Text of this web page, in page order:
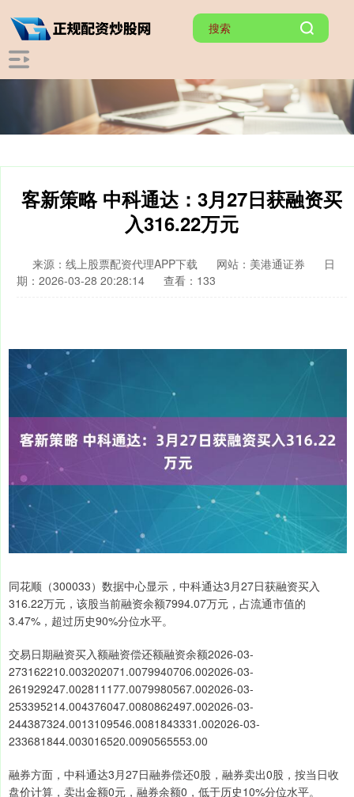
客新策略 中科通达：3月27日获融资买
入316.22万元
来源：线上股票配资代理APP下载 网站：美港通证券
日
期：2026-03-28 20:28:14
查看：133
同花顺（300033）数据中心显示，中科通达3月27日获融资买入
316.22万元，该股当前融资余额7994.07万元，占流通市值的
3.47%，超过历史90%分位水平。
交易日期融资买入额融资偿还额融资余额2026-03-
273162210.003202071.0079940706.002026-03-
261929247.002811177.0079980567.002026-03-
253395214.004376047.0080862497.002026-03-
244387324.0013109546.0081843331.002026-03-
233681844.003016520.0090565553.00
融券方面，中科通达3月27日融券偿还0股，融券卖出0股，按当日收
盘价计算，卖出金额0元，融券余额0，低于历史10%分位水平。